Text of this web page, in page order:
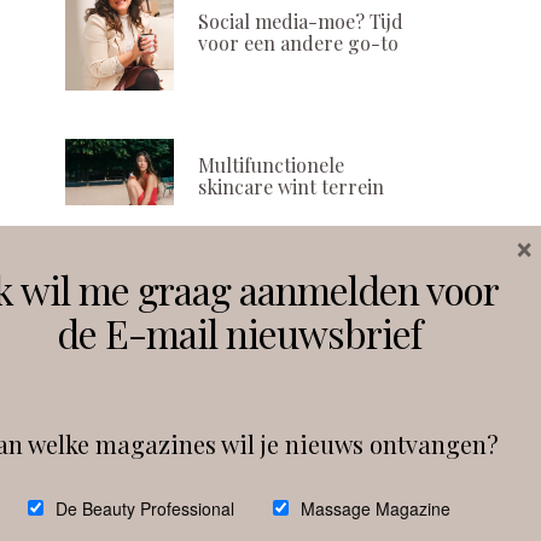
Social media-moe? Tijd
voor een andere go-to
Multifunctionele
skincare wint terrein
Volg ons
Follow on Instagram
wil me graag aanmelden voor
de E-mail nieuwsbrief
welke magazines wil je nieuws ontvangen?
De Beauty Professional Massage Magazine
×